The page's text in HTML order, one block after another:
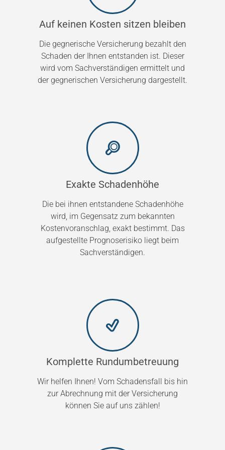
Auf keinen Kosten sitzen bleiben
Die gegnerische Versicherung bezahlt den
Schaden der Ihnen entstanden ist. Dieser
wird vom Sachverständigen ermittelt und
der gegnerischen Versicherung dargestellt.
Exakte Schadenhöhe
Die bei ihnen entstandene Schadenhöhe
wird, im Gegensatz zum bekannten
Kostenvoranschlag, exakt bestimmt. Das
aufgestellte Prognoserisiko liegt beim
Sachverständigen.
Komplette Rundumbetreuung
Wir helfen Ihnen! Vom Schadensfall bis hin
zur Abrechnung mit der Versicherung
können Sie auf uns zählen!